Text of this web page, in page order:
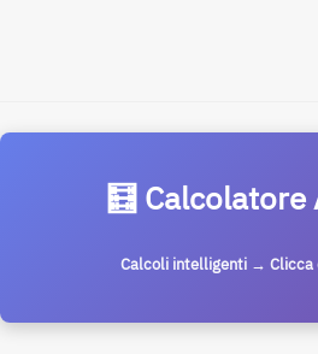
🧮 Calcolatore
Calcoli intelligenti → Clicca